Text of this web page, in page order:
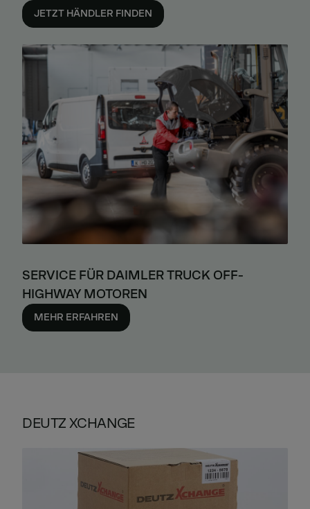
JETZT HÄNDLER FINDEN
SERVICE FÜR DAIMLER TRUCK OFF-
HIGHWAY MOTOREN
MEHR ERFAHREN
DEUTZ XCHANGE